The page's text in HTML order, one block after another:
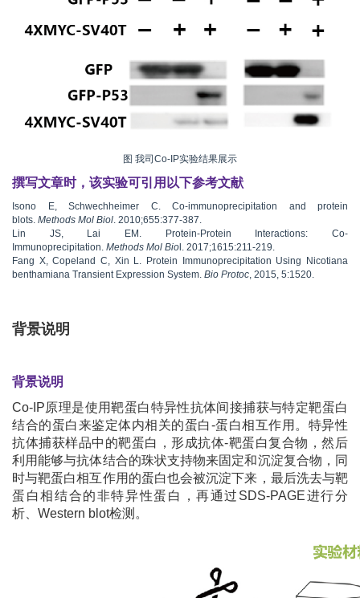
图 我司Co-IP实验结果展示
撰写文章时，该实验可引用以下参考文献
Isono E, Schwechheimer C. Co-immunoprecipitation and protein
blots. Methods Mol Biol. 2010;655:377-387.
Lin JS, Lai EM. Protein-Protein Interactions: Co-
Immunoprecipitation. Methods Mol Bio l. 2017;1615:211-219.
Fang X, Copeland C, Xin L. Protein Immunoprecipitation Using Nicotiana
benthamiana Transient Expression System. Bio Protoc, 2015, 5:1520.
背景说明
背景说明
Co-IP原理是使用靶蛋白特异性抗体间接捕获与特定靶蛋白
结合的蛋白来鉴定体内相关的蛋白-蛋白相互作用。特异性
抗体捕获样品中的靶蛋白，形成抗体-靶蛋白复合物，然后
利用能够与抗体结合的珠状支持物来固定和沉淀复合物，同
时与靶蛋白相互作用的蛋白也会被沉淀下来，最后洗去与靶
蛋白相结合的非特异性蛋白，再通过SDS-PAGE进行分
析、Western blot检测。